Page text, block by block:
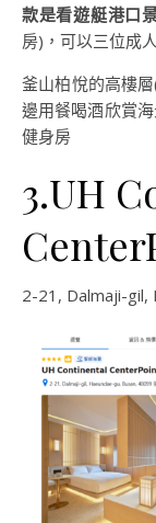
款是看遊艇港口
房)，可以三位成
釜山柏悅的高樓
邊用餐喝酒欣賞
健身房
3.UH
2-21, Dalmaji-gil,